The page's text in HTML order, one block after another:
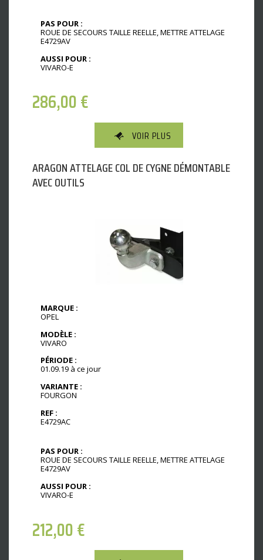
PAS POUR :
ROUE DE SECOURS TAILLE REELLE, METTRE ATTELAGE
E4729AV
AUSSI POUR :
VIVARO-E
286,00€
VOIR PLUS
ARAGON ATTELAGE COL DE CYGNE DÉMONTABLE
AVEC OUTILS
MARQUE :
OPEL
MODÈLE :
VIVARO
PÉRIODE :
01.09.19 à ce jour
VARIANTE :
FOURGON
REF :
E4729AC
PAS POUR :
ROUE DE SECOURS TAILLE REELLE, METTRE ATTELAGE
E4729AV
AUSSI POUR :
VIVARO-E
212,00€